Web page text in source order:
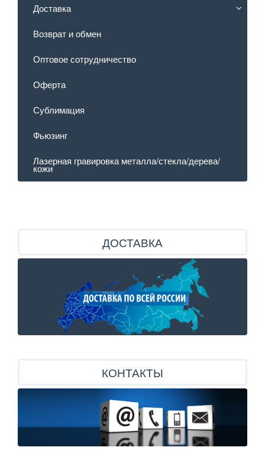
Доставка
Возврат и обмен
Оптовое сотрудничество
Оферта
Сублимация
Фьюзинг
Лазерная гравировка металла/стекла/дерева/
кожи
ДОСТАВКА
КОНТАКТЫ